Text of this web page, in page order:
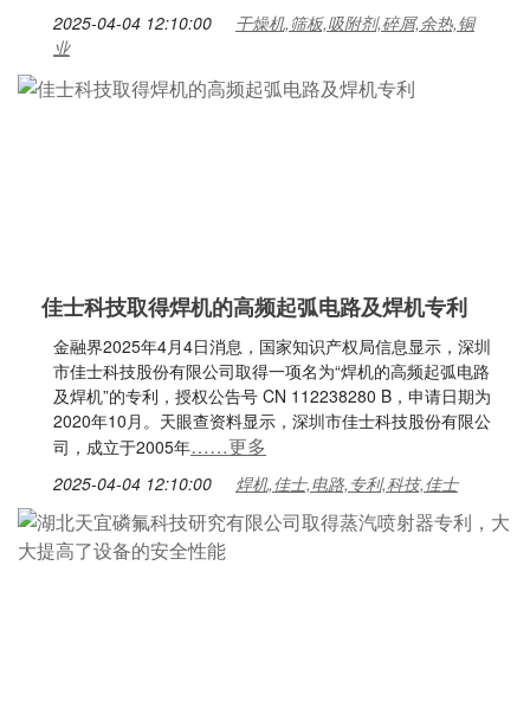
2025-04-04 12:10:00
干燥机,筛板,吸附剂,碎屑,余热,铜
业
佳士科技取得焊机的高频起弧电路及焊机专利
金融界2025年4月4日消息，国家知识产权局信息显示，深圳
市佳士科技股份有限公司取得一项名为“焊机的高频起弧电路
及焊机”的专利，授权公告号 CN 112238280 B，申请日期为
2020年10月。天眼查资料显示，深圳市佳士科技股份有限公
司，成立于2005年……更多
2025-04-04 12:10:00 焊机,佳士,电路,专利,科技,佳士